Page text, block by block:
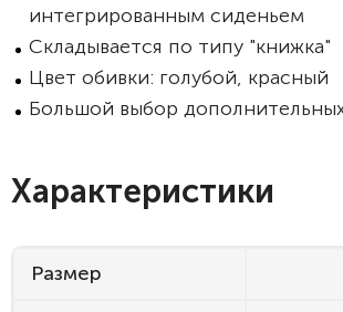
интегрированным сиденьем
Складывается по типу "книжка"
Цвет обивки: голубой, красный
Большой выбор
Характеристики
Размер